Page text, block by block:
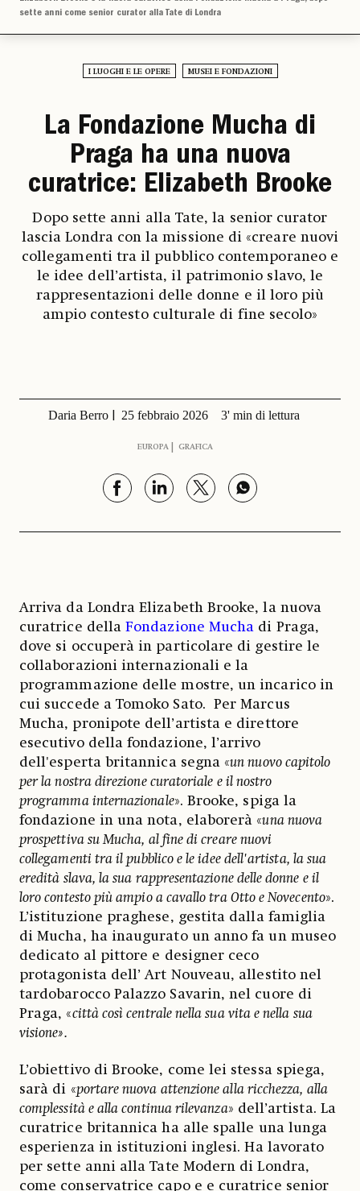
sette anni come senior curator alla Tate di Londra
I LUOGHI E LE OPERE MUSEI E FONDAZIONI
La Fondazione Mucha di
Praga ha una nuova
curatrice: Elizabeth Brooke
Dopo sette anni alla Tate, la senior curator
lascia Londra con la missione di «creare nuovi
collegamenti tra il pubblico contemporaneo e
le idee dell’artista, il patrimonio slavo, le
rappresentazioni delle donne e il loro più
ampio contesto culturale di fine secolo»
Daria Berro 25 febbraio 2026 3' min di lettura
EUROPA GRAFICA
Arriva da Londra Elizabeth Brooke, la nuova
curatrice dellaFondazione Mucha di Praga,
dove si occuperà in particolare di gestire le
collaborazioni internazionali e la
programmazione delle mostre, un incarico in
cui succede a Tomoko Sato. Per Marcus
Mucha, pronipote dell’artista e direttore
esecutivo della fondazione, l’arrivo
dell'esperta britannica segna «un nuovo capitolo
per la nostra direzione curatoriale e il nostro
programma internazionale». Brooke, spiga la
fondazione in una nota, elaborerà «una nuova
prospettiva su Mucha, al fine di creare nuovi
collegamenti tra il pubblico e le idee dell'artista, la sua
eredità slava, la sua rappresentazione delle donne e il
loro contesto più ampio a cavallo tra Otto e Novecento».
L’istituzione praghese, gestita dalla famiglia
di Mucha, ha inaugurato un anno fa un museo
dedicato al pittore e designer ceco
protagonista dell’ Art Nouveau, allestito nel
tardobarocco Palazzo Savarin, nel cuore di
Praga, «città così centrale nella sua vita e nella sua
visione».
L’obiettivo di Brooke, come lei stessa spiega,
sarà di «portare nuova attenzione alla ricchezza, alla
complessità e alla continua rilevanza» dell’artista. La
curatrice britannica ha alle spalle una lunga
esperienza in istituzioni inglesi. Ha lavorato
per sette anni alla Tate Modern di Londra,
come conservatrice capo e e curatrice senior